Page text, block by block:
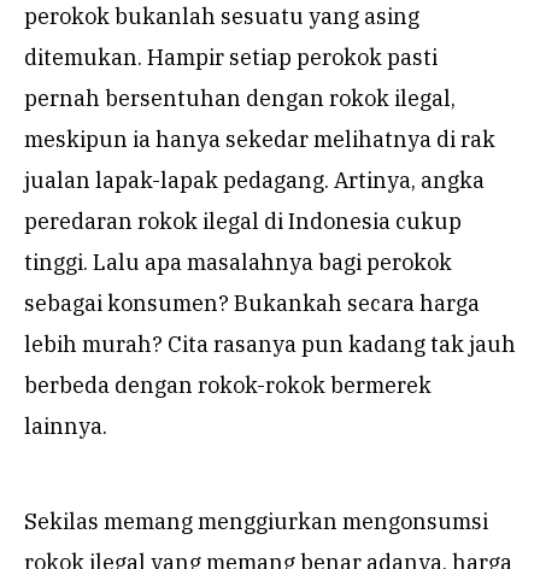
perokok bukanlah sesuatu yang asing
ditemukan. Hampir setiap perokok pasti
pernah bersentuhan dengan rokok ilegal,
meskipun ia hanya sekedar melihatnya di rak
jualan lapak-lapak pedagang. Artinya, angka
peredaran rokok ilegal di Indonesia cukup
tinggi. Lalu apa masalahnya bagi perokok
sebagai konsumen? Bukankah secara harga
lebih murah? Cita rasanya pun kadang tak jauh
berbeda dengan rokok-rokok bermerek
lainnya.
Sekilas memang menggiurkan mengonsumsi
rokok ilegal yang memang benar adanya, harga